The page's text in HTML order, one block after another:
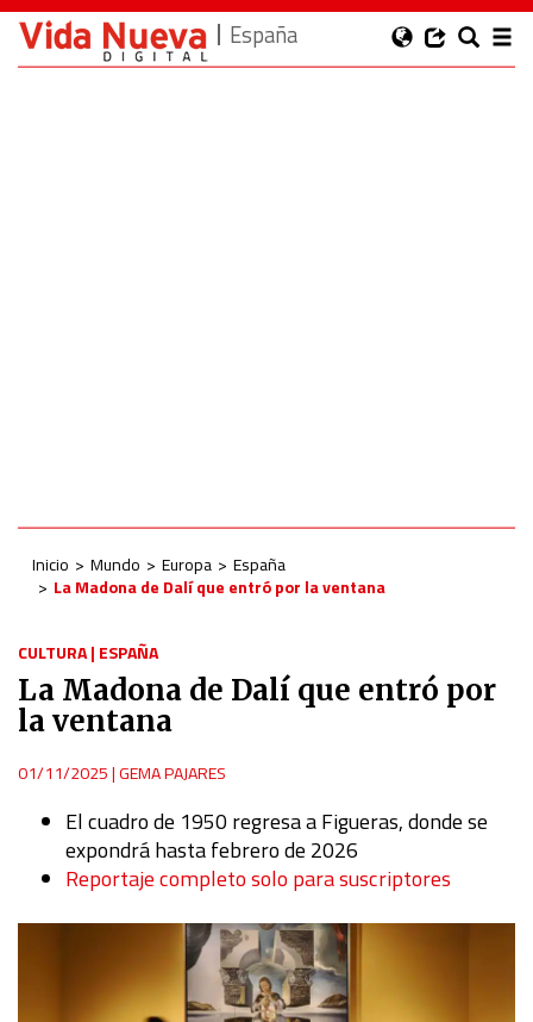
España
Inicio Mundo Europa
España
La Madona de Dalí que entró por la ventana
CULTURA| ESPAÑA
La Madona de Dalí que entró por
la ventana
01/11/2025|GEMA PAJARES
El cuadro de 1950 regresa a Figueras, donde se
expondrá hasta febrero de 2026
Reportaje completo solo para suscriptores